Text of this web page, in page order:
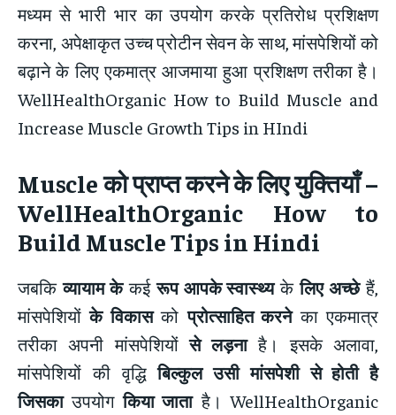
मध्यम से भारी भार का उपयोग करके प्रतिरोध प्रशिक्षण
करना, अपेक्षाकृत उच्च प्रोटीन सेवन के साथ, मांसपेशियों को
बढ़ाने के लिए एकमात्र आजमाया हुआ प्रशिक्षण तरीका है।
WellHealthOrganic How to Build Muscle and
Increase Muscle Growth Tips in HIndi
Muscleको प्राप्त करने के लिए युक्तियाँ–
WellHealthOrganic How to
Build Muscle Tips in Hindi
जबकिव्यायाम केकईरूप आपके स्वास्थ्यकेलिए अच्छेहैं,
मांसपेशियोंके विकासकोप्रोत्साहित करनेका एकमात्र
तरीका अपनी मांसपेशियोंसे लड़नाहै। इसके अलावा,
मांसपेशियों की वृद्धिबिल्कुल उसी मांसपेशी से होती है
जिसकाउपयोगकिया जाताहै। WellHealthOrganic